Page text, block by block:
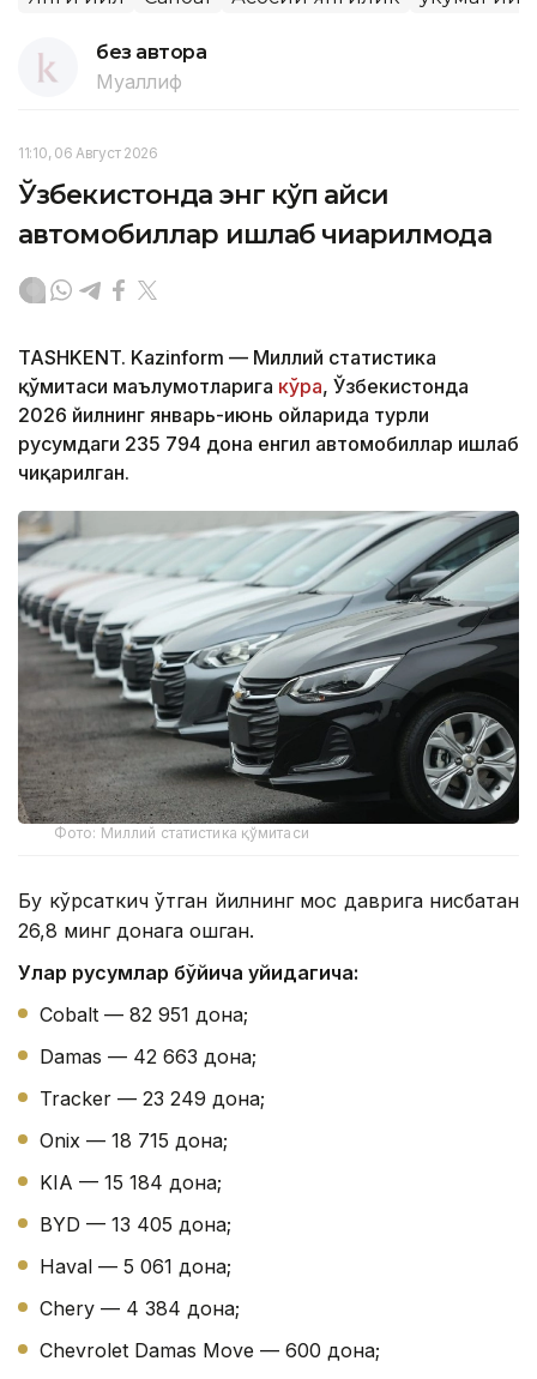
без автора
Муаллиф
11:10, 06 Август 2026
Ўзбекистонда энг кўп қайси
автомобиллар ишлаб чиқарилмоқда
TASHKENT. Kazinform — Миллий статистика
қўмитаси маълумотларига кўра, Ўзбекистонда
2026 йилнинг январь-июнь ойларида турли
русумдаги 235 794 дона енгил автомобиллар ишлаб
чиқарилган.
Фото: Миллий статистика қўмитаси
Бу кўрсаткич ўтган йилнинг мос даврига нисбатан
26,8 минг донага ошган.
Улар русумлар бўйича қуйидагича:
Cobalt — 82 951 дона;
Damas — 42 663 дона;
Tracker — 23 249 дона;
Onix — 18 715 дона;
KIA — 15 184 дона;
BYD — 13 405 дона;
Haval — 5 061 дона;
Chery — 4 384 дона;
Chevrolet Damas Move — 600 дона;